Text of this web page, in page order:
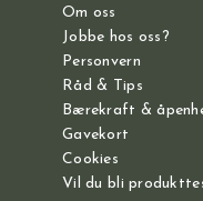
Om oss
Jobbe hos oss?
Personvern
Råd & Tips
Bærekraft &
Gavekort
Cookies
Vil du bli